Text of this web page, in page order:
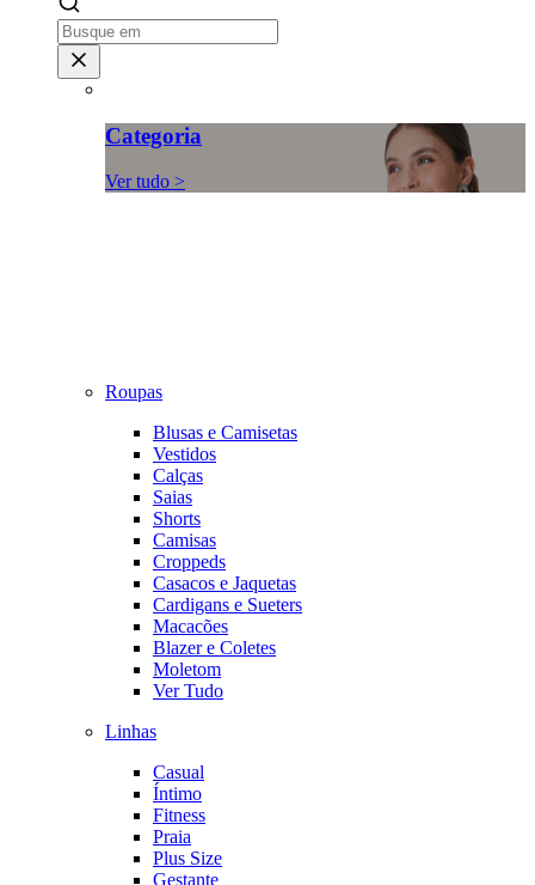
Categoria
Ver tudo >
Roupas
Blusas e Camisetas
Vestidos
Calças
Saias
Shorts
Camisas
Croppeds
Casacos e Jaquetas
Cardigans e Sueters
Macacões
Blazer e Coletes
Moletom
Ver Tudo
Linhas
Casual
Íntimo
Fitness
Praia
Plus Size
Gestante